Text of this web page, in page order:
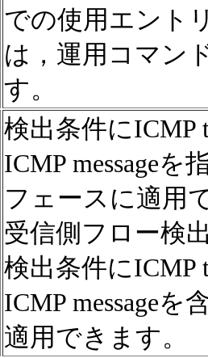
での使用エント
は，運用コマン
す。
検出条件にICMP
ICMP message
フェースに適用
受信側フロー検
検出条件にICMP
ICMP message
適用できます。